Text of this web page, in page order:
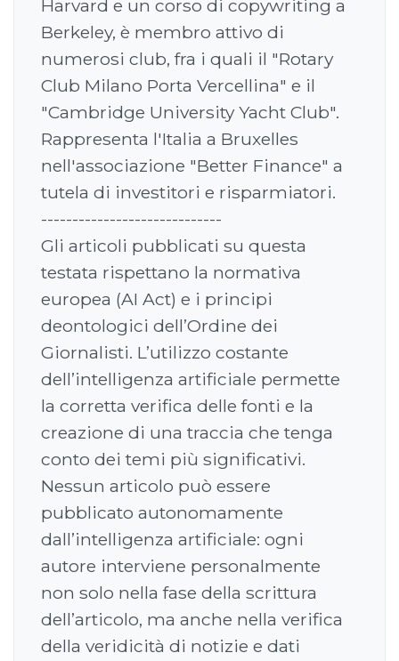
Harvard e un corso di copywriting a
Berkeley, è membro attivo di
numerosi club, fra i quali il "Rotary
Club Milano Porta Vercellina" e il
"Cambridge University Yacht Club".
Rappresenta l'Italia a Bruxelles
nell'associazione "Better Finance" a
tutela di investitori e risparmiatori.
-----------------------------
Gli articoli pubblicati su questa
testata rispettano la normativa
europea (AI Act) e i principi
deontologici dell’Ordine dei
Giornalisti. L’utilizzo costante
dell’intelligenza artificiale permette
la corretta verifica delle fonti e la
creazione di una traccia che tenga
conto dei temi più significativi.
Nessun articolo può essere
pubblicato autonomamente
dall’intelligenza artificiale: ogni
autore interviene personalmente
non solo nella fase della scrittura
dell’articolo, ma anche nella verifica
della veridicità di notizie e dati